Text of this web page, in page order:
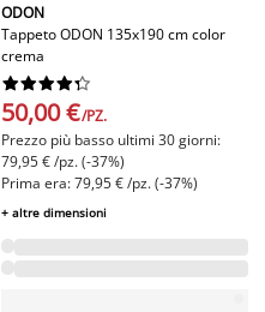
ODON
Tappeto ODON 135x190 cm color
crema






50,00 €/PZ.
Prezzo più basso ultimi 30 giorni:
79,95 € /pz. (-37%)
Prima era: 79,95 € /pz. (-37%)
+ altre dimensioni